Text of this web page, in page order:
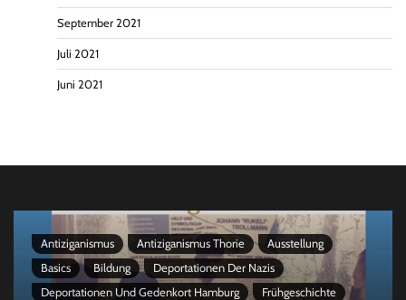
September 2021
Juli 2021
Juni 2021
Antiziganismus Antiziganismus Thorie
Ausstellung
Basics
Bildung
Deportationen Der Nazis
Deportationen Und Gedenkort Hamburg
Frühgeschichte